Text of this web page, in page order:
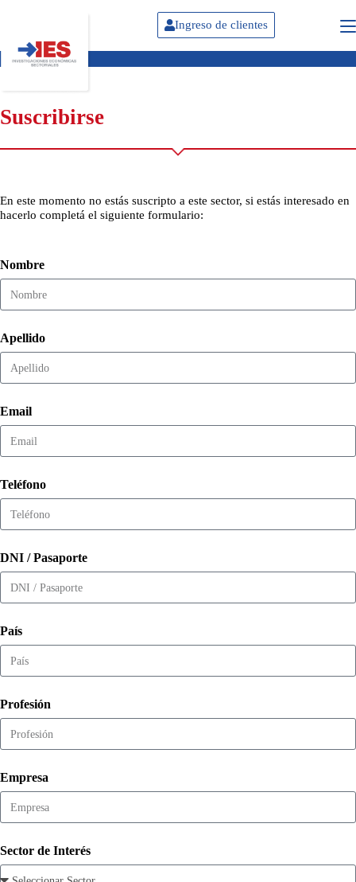
Ingreso de clientes
Suscribirse
En este momento no estás suscripto a este sector, si estás interesado en
hacerlo completá el siguiente formulario:
Nombre
Apellido
Email
Teléfono
DNI / Pasaporte
País
Profesión
Empresa
Sector de Interés